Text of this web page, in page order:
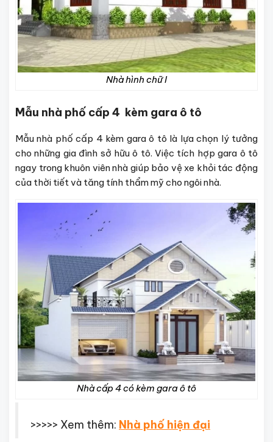
Nhà hình chữ I
Mẫu nhà phố cấp 4 kèm gara ô tô
Mẫu nhà phố cấp 4 kèm gara ô tô là lựa chọn lý tưởng
cho những gia đình sở hữu ô tô. Việc tích hợp gara ô tô
ngay trong khuôn viên nhà giúp bảo vệ xe khỏi tác động
của thời tiết và tăng tính thẩm mỹ cho ngôi nhà.
Nhà cấp 4 có kèm gara ô tô
>>>>> Xem thêm: Nhà phố hiện đại